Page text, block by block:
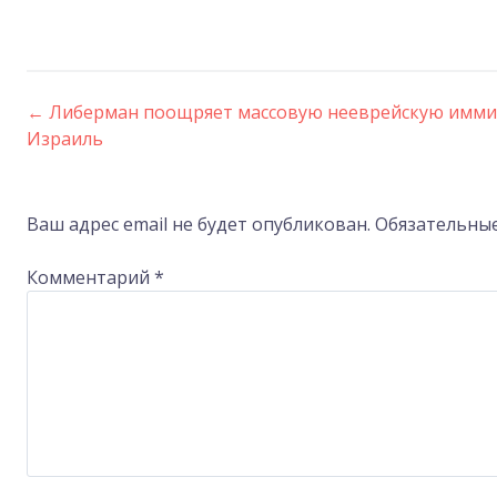
Post
navigation
← Либерман поощряет массовую нееврейскую
Израиль
Ваш адрес email не будет опубликован.
Комментарий *